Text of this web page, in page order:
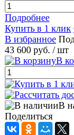
Подробнее
Купить в 1 клик
В избранное
43 600 руб. / шт
В
В
Поделиться